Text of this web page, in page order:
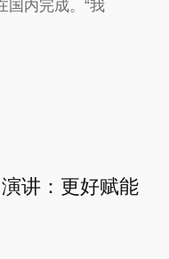
国内完成。“我
讲：更好赋能